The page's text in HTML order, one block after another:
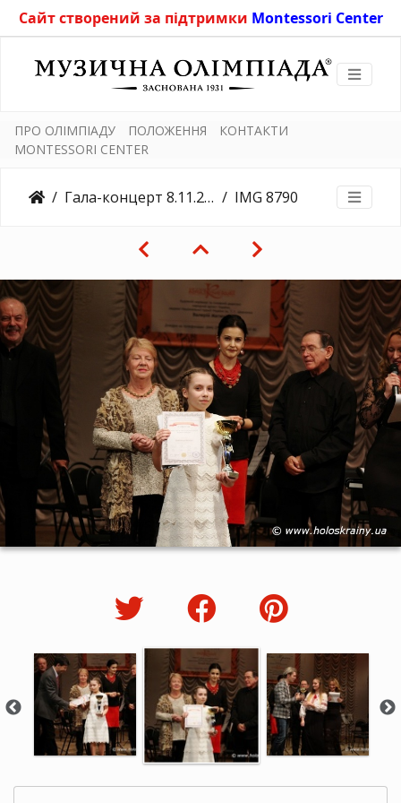
Сайт створений за підтримки Montessori Center
ПРО ОЛІМПІАДУ ПОЛОЖЕННЯ
КОНТАКТИ
MONTESSORI CENTER
Гала-концерт 8.11.2018 IMG 8790